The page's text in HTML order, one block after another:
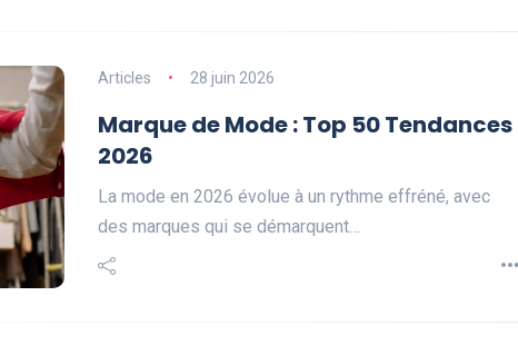
Articles 28 juin 2026
Marque de Mode : Top 50 Tendances
2026
La mode en 2026 évolue à un rythme effréné, avec
des marques qui se démarquent…